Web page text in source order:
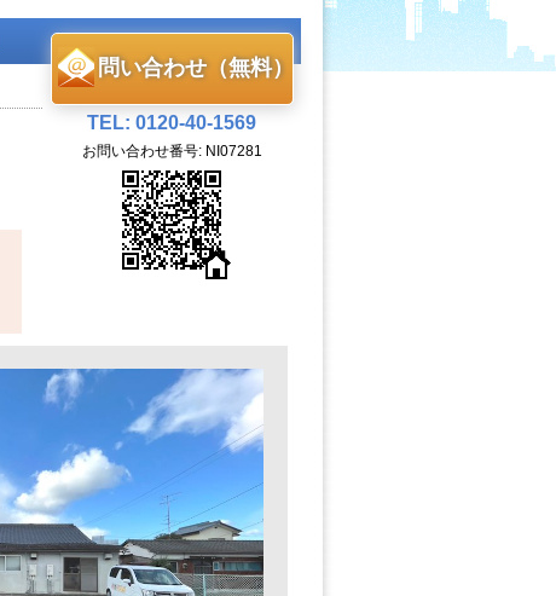
問い合わせ（無料）
TEL: 0120-40-1569
お問い合わせ番号: NI07281